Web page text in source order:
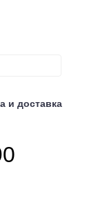
и доставка